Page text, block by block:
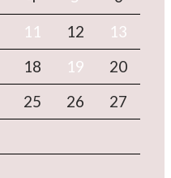
11 12
13
18 19
20
25 26
27